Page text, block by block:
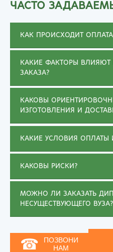
ЧАСТО
КАК ПРОИСХОДИТ
КАКИЕ ФАКТОРЫ ВЛИЯЮТ
ЗАКАЗА?
КАКОВЫ
ИЗГОТОВЛЕНИЯ И
КАКИЕ УСЛОВИЯ ОПЛАТЫ
КАКОВЫ РИСКИ?
МОЖНО ЛИ ЗАКАЗАТЬ
НЕСУЩЕСТВУЮЩЕГО ВУЗА?
☎
ПОЗВОНИ
НАМ